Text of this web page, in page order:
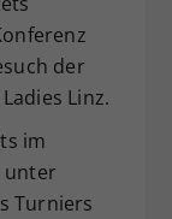
der
Linz.
im
unter
Turniers